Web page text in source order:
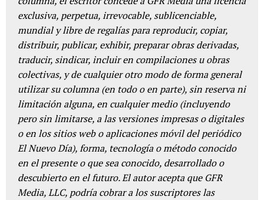
exclusiva, perpetua, irrevocable, sublicenciable,
mundial y libre de regalías para reproducir, copiar,
distribuir, publicar, exhibir, preparar obras derivadas,
traducir, sindicar, incluir en compilaciones u obras
colectivas, y de cualquier otro modo de forma general
utilizar su columna (en todo o en parte), sin reserva ni
limitación alguna, en cualquier medio (incluyendo
pero sin limitarse, a las versiones impresas o digitales
o en los sitios web o aplicaciones móvil del periódico
El Nuevo Día), forma, tecnología o método conocido
en el presente o que sea conocido, desarrollado o
descubierto en el futuro. El autor acepta que GFR
Media, LLC, podría cobrar a los suscriptores las